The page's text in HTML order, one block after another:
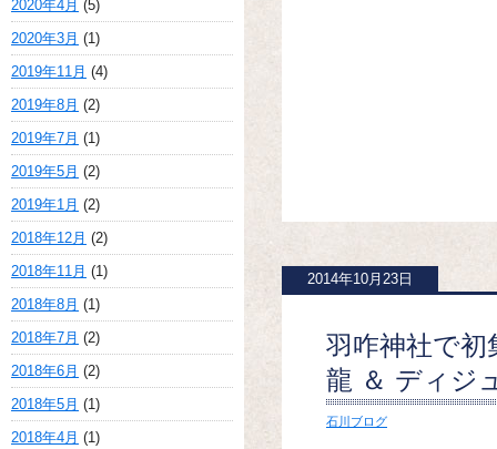
2014年10月23日
羽咋神社で
龍 ＆ ディジ
石川ブログ
2020年4月 (5)
2020年3月 (1)
2019年11月 (4)
2019年8月 (2)
2019年7月 (1)
2019年5月 (2)
2019年1月 (2)
2018年12月 (2)
2018年11月 (1)
2018年8月 (1)
2018年7月 (2)
2018年6月 (2)
2018年5月 (1)
2018年4月 (1)